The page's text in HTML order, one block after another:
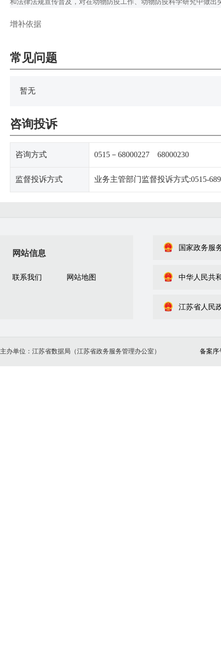
和法律法规宣传普及，对在动物防疫工作、动物防疫科学研究中做
增补依据
常见问题
暂无
咨询投诉
咨询方式 0515－68000227 68000230
监督投诉方式 业务主管部门监督投诉方式:0515-
网站信息
联系我们 网站地图
国家政务服
中华人民共
江苏省人民
主办单位：江苏省数据局（江苏省政务服务管理办公室） 备案序